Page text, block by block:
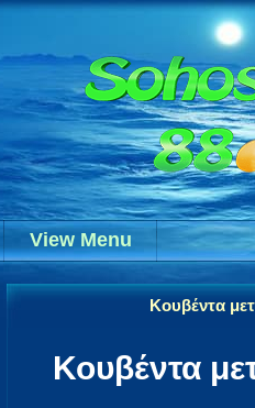
View Menu
Κουβέντα
Κουβέντα